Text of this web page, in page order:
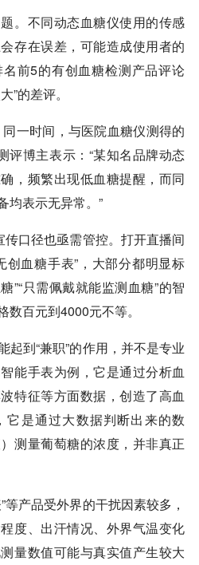
。不同动态血糖仪使用的传感
存在误差，可能造成使用者的
前5的有创血糖检测产品评论
”的差评。
一时间，与医院血糖仪测得的
评博主表示：“某知名品牌动态
，频繁出现低血糖提醒，而同
均表示无异常。”
传口径也亟需管控。打开直播间
创血糖手表”，大部分都明显标
”“只需佩戴就能监测血糖”的智
百元到4000元不等。
起到“兼职”的作用，并不是专业
能手表为例，它是通过分析血
特征等方面数据，创造了高血
它是通过大数据判断出来的数
测量葡萄糖的浓度，并非真正
产品受外界的干扰因素较多，
度、出汗情况、外界气温变化
量数值可能与真实值产生较大